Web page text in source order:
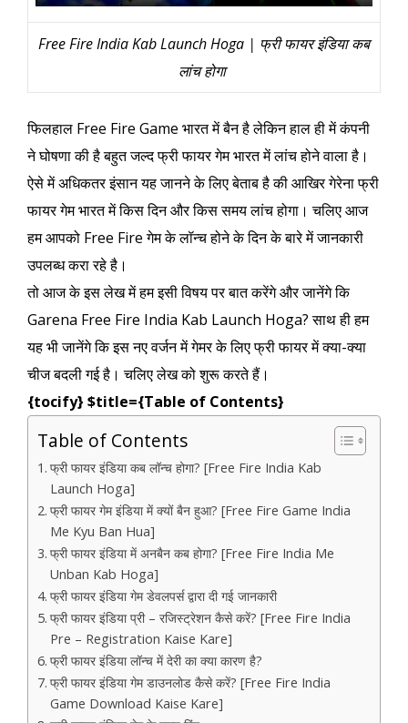
Free Fire India Kab Launch Hoga | फ्री फायर इंडिया कब
लांच होगा
फिलहाल Free Fire Game भारत में बैन है लेकिन हाल ही में कंपनी
ने घोषणा की है बहुत जल्द फ्री फायर गेम भारत में लांच होने वाला है।
ऐसे में अधिकतर इंसान यह जानने के लिए बेताब है की आखिर गेरेना फ्री
फायर गेम भारत में किस दिन और किस समय लांच होगा। चलिए आज
हम आपको Free Fire गेम के लॉन्च होने के दिन के बारे में जानकारी
उपलब्ध करा रहे है।
तो आज के इस लेख में हम इसी विषय पर बात करेंगे और जानेंगे कि
Garena Free Fire India Kab Launch Hoga? साथ ही हम
यह भी जानेंगे कि इस नए वर्जन में गेमर के लिए फ्री फायर में क्या-क्या
चीज बदली गई है। चलिए लेख को शुरू करते हैं।
{tocify} $title={Table of Contents}
Table of Contents
फ्री फायर इंडिया कब लॉन्च होगा? [Free Fire India Kab
Launch Hoga]
फ्री फायर गेम इंडिया में क्यों बैन हुआ? [Free Fire Game India
Me Kyu Ban Hua]
फ्री फायर इंडिया में अनबैन कब होगा? [Free Fire India Me
Unban Kab Hoga]
फ्री फायर इंडिया गेम डेवलपर्स द्वारा दी गई जानकारी
फ्री फायर इंडिया प्री – रजिस्ट्रेशन कैसे करें? [Free Fire India
Pre – Registration Kaise Kare]
फ्री फायर इंडिया लॉन्च में देरी का क्या कारण है?
फ्री फायर इंडिया गेम डाउनलोड कैसे करें? [Free Fire India
Game Download Kaise Kare]